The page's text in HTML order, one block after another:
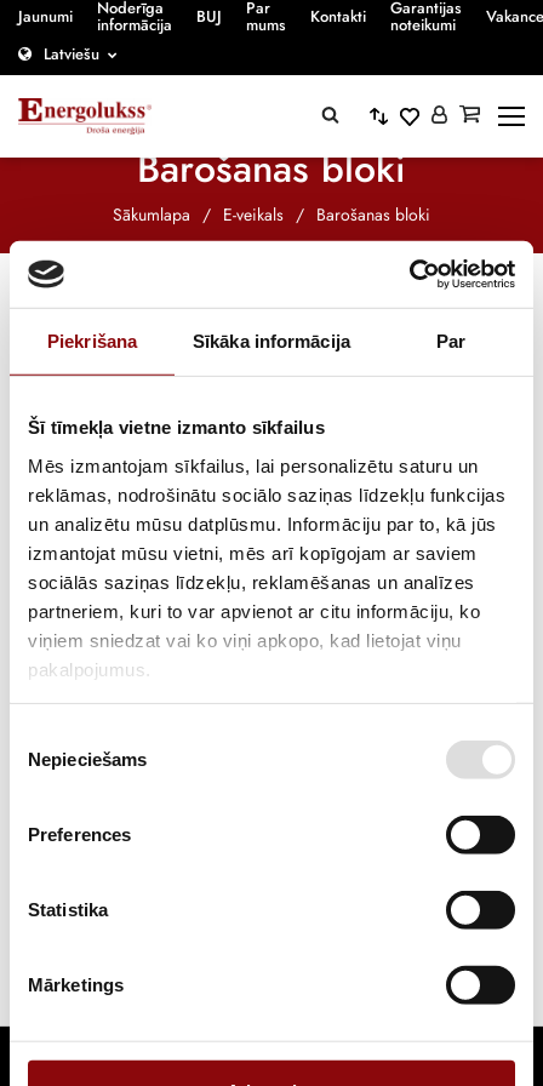
Piekrišana Sīkāka informācija Par
Šī tīmekļa vietne izmanto sīkfailus
Mēs izmantojam sīkfailus, lai personalizētu saturu un
reklāmas, nodrošinātu sociālo saziņas līdzekļu funkcijas
un analizētu mūsu datplūsmu. Informāciju par to, kā jūs
izmantojat mūsu vietni, mēs arī kopīgojam ar saviem
sociālās saziņas līdzekļu, reklamēšanas un analīzes
partneriem, kuri to var apvienot ar citu informāciju, ko
viņiem sniedzat vai ko viņi apkopo, kad lietojat viņu
pakalpojumus.
izvēle
Nepieciešams
Preferences
Statistika
Mārketings
Jaunumi Noderīga
informācija BUJ Par
mums Kontakti Garantijas
noteikumi
Latviešu
Barošanas bloki
Sākumlapa / E-veikals / Barošanas bloki
103,72 € 82,52 € ar PVN
Impulsu barošanas bloks DRT-240-48 Mean Well
AC-DC Industrial DIN rail power supply; Output 48Vdc at 5A;
240-48.